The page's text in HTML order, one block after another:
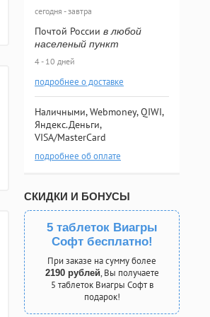
сегодня - завтра
Почтой России в любой
населеный пункт
4 - 10 дней
подробнее о доставке
Наличными, Webmoney, QIWI,
Яндекс.Деньги,
VISA/MasterCard
подробнее об оплате
СКИДКИ И БОНУСЫ
5 таблеток Виагры
Софт бесплатно!
При заказе на сумму более
2190 рублей, Вы получаете
5 таблеток Виагры Софт в
подарок!